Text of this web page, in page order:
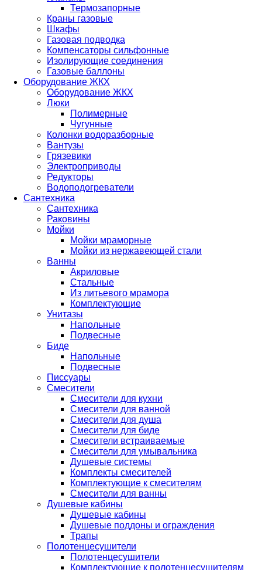
Термозапорные
Краны газовые
Шкафы
Газовая подводка
Компенсаторы сильфонные
Изолирующие соединения
Газовые баллоны
Оборудование ЖКХ
Оборудование ЖКХ
Люки
Полимерные
Чугунные
Колонки водоразборные
Вантузы
Грязевики
Электроприводы
Редукторы
Водоподогреватели
Сантехника
Сантехника
Раковины
Мойки
Мойки мраморные
Мойки из нержавеющей стали
Ванны
Акриловые
Стальные
Из литьевого мрамора
Комплектующие
Унитазы
Напольные
Подвесные
Биде
Напольные
Подвесные
Писсуары
Смесители
Смесители для кухни
Смесители для ванной
Смесители для душа
Смесители для биде
Смесители встраиваемые
Смесители для умывальника
Душевые системы
Комплекты смесителей
Комплектующие к смесителям
Смесители для ванны
Душевые кабины
Душевые кабины
Душевые поддоны и ограждения
Трапы
Полотенцесушители
Полотенцесушители
Комплектующие к полотенцесушителям